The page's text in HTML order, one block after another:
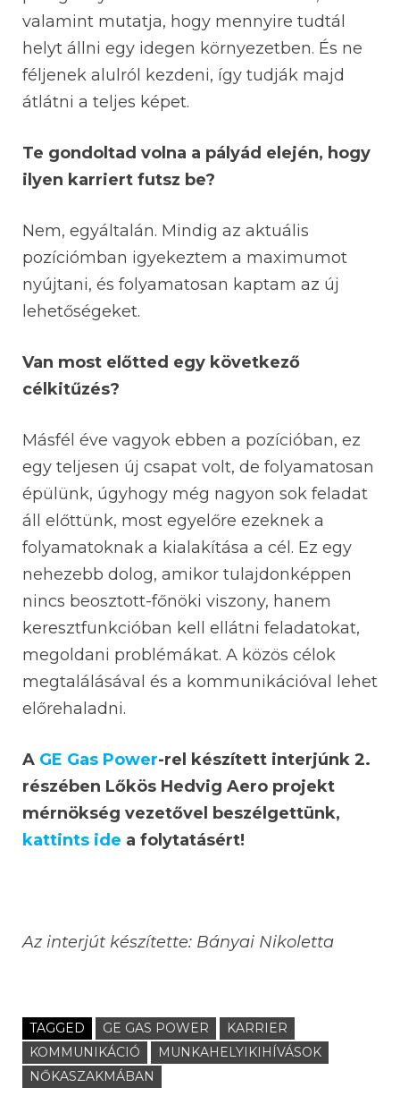
valamint mutatja, hogy mennyire tudtál
helyt állni egy idegen környezetben. És ne
féljenek alulról kezdeni, így tudják majd
átlátni a teljes képet.
Te gondoltad volna a pályád elején, hogy
ilyen karriert futsz be?
Nem, egyáltalán. Mindig az aktuális
pozíciómban igyekeztem a maximumot
nyújtani, és folyamatosan kaptam az új
lehetőségeket.
Van most előtted egy következő
célkitűzés?
Másfél éve vagyok ebben a pozícióban, ez
egy teljesen új csapat volt, de folyamatosan
épülünk, úgyhogy még nagyon sok feladat
áll előttünk, most egyelőre ezeknek a
folyamatoknak a kialakítása a cél. Ez egy
nehezebb dolog, amikor tulajdonképpen
nincs beosztott-főnöki viszony, hanem
keresztfunkcióban kell ellátni feladatokat,
megoldani problémákat. A közös célok
megtalálásával és a kommunikációval lehet
előrehaladni.
A GE Gas Power-rel készített interjúnk 2.
részében Lőkös Hedvig Aero projekt
mérnökség vezetővel beszélgettünk,
kattints ide a folytatásért!
Az interjút készítette: Bányai Nikoletta
TAGGED GE GAS POWER
KARRIER
KOMMUNIKÁCIÓ
MUNKAHELYIKIHÍVÁSOK
NŐKASZAKMÁBAN